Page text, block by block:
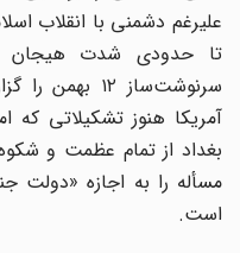
علیرغم دشمنی با انقلاب
تا حدودی شدت هیجان و
سرنوشت‌ساز ۱۲
آمریکا هنوز تشکیلاتی که
بغداد از تمام عظمت و شکوه
مسأله را به اجازه «دولت
است.